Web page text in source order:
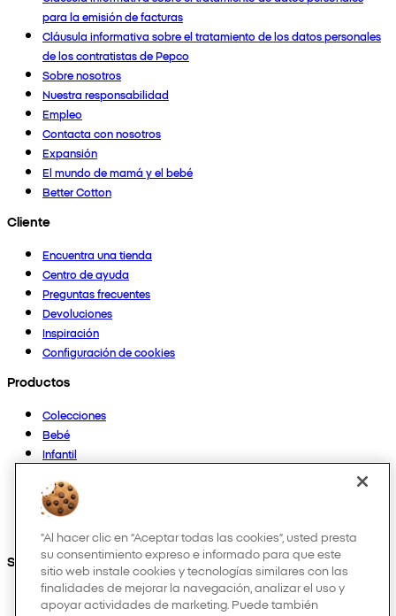
para la emisión de facturas
Cláusula informativa sobre el tratamiento de los datos personales
de los contratistas de Pepco
Sobre nosotros
Nuestra responsabilidad
Empleo
Contacta con nosotros
Expansión
El mundo de mamá y el bebé
Better Cotton
Cliente
Encuentra una tienda
Centro de ayuda
Preguntas frecuentes
Devoluciones
Inspiración
Configuración de cookies
Productos
Colecciones
Bebé
Infantil
Mujer
Hombre
Otros
Síguenos en:
"Al hacer clic en “Aceptar todas las cookies”, usted presta
su consentimiento expreso e informado para que este
sitio web instale cookies y tecnologías similares con las
finalidades de mejorar la navegación, analizar el uso y
apoyar actividades de marketing. Puede también